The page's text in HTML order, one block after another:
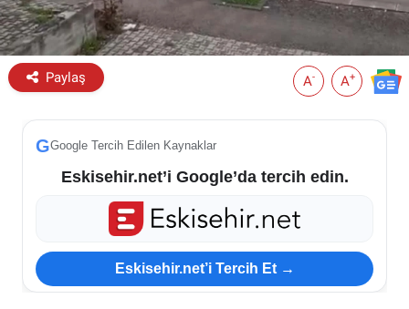
Paylaş A- A+
GGoogle Tercih Edilen Kaynaklar
Eskisehir.net’i Google’da tercih edin.
Eskisehir.net’i Tercih Et →